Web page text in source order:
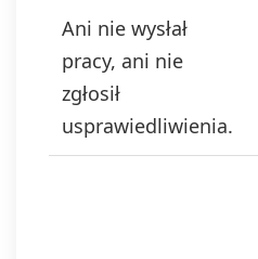
Ani nie wysłał
pracy, ani nie
zgłosił
usprawiedliwienia.